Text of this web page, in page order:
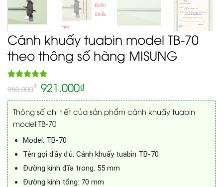
Cánh khuấy tuabin model TB-70
theo thông số hãng MISUNG
Rated5.00
out of 5
based on
1
customer
rating
950.000₫ 921.000₫
Thông số chi tiết của sản phẩm cánh khuấy tuabin
model TB-70
Model: TB-70
Tên gọi đầy đủ: Cánh khuấy tuabin TB-70
Đường kính đĩa trong: 55 mm
Đường kính tổng: 70 mm